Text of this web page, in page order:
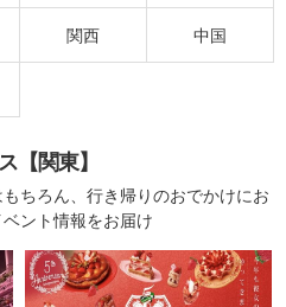
関西 中国
【関東】
ちろん、行き帰りのおでかけにお
ント情報をお届け